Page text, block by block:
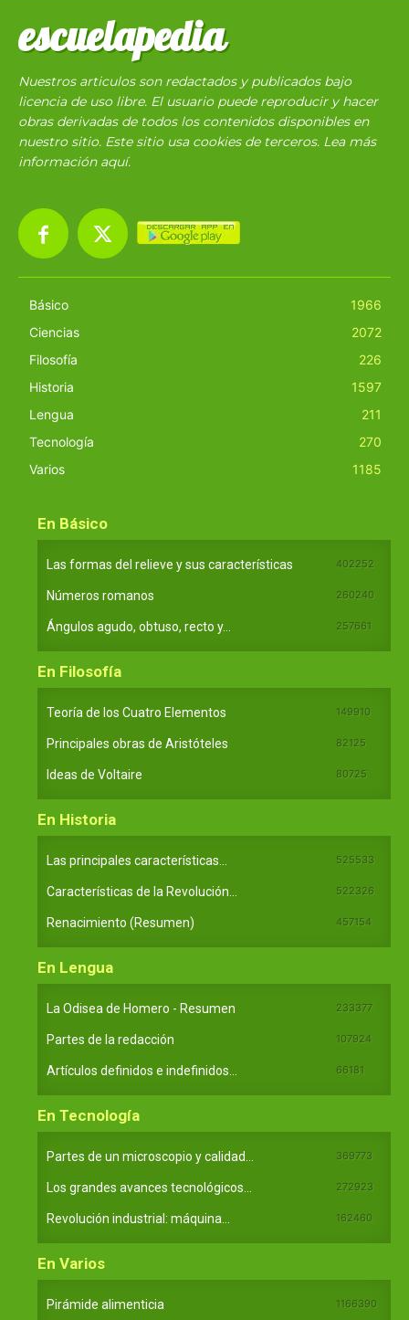
escuelapedia
Nuestros articulos son redactados y publicados bajo
licencia de uso libre. El usuario puede reproducir y hacer
obras derivadas de todos los contenidos disponibles en
nuestro sitio. Este sitio usa cookies de terceros. Lea más
información aquí.
Básico
1966
Ciencias
2072
Filosofía
226
Historia
1597
Lengua
211
Tecnología
270
Varios
1185
En Básico
Las formas del relieve y sus características 402252
Números romanos 260240
Ángulos agudo, obtuso, recto y... 257661
En Filosofía
Teoría de los Cuatro Elementos 149910
Principales obras de Aristóteles 82125
Ideas de Voltaire 80725
En Historia
Las principales características... 525533
Características de la Revolución... 522326
Renacimiento (Resumen) 457154
En Lengua
La Odisea de Homero - Resumen 233377
Partes de la redacción 107924
Artículos definidos e indefinidos... 66181
En Tecnología
Partes de un microscopio y calidad... 369773
Los grandes avances tecnológicos... 272923
Revolución industrial: máquina... 162460
En Varios
Pirámide alimenticia 1166390